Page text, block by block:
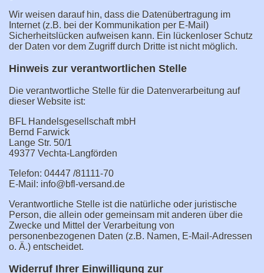
Wir weisen darauf hin, dass die Datenübertragung im
Internet (z.B. bei der Kommunikation per E-Mail)
Sicherheitslücken aufweisen kann. Ein lückenloser Schutz
der Daten vor dem Zugriff durch Dritte ist nicht möglich.
Hinweis zur verantwortlichen Stelle
Die verantwortliche Stelle für die Datenverarbeitung auf
dieser Website ist:
BFL Handelsgesellschaft mbH
Bernd Farwick
Lange Str. 50/1
49377 Vechta-Langförden
Telefon: 04447 /81111-70
E-Mail: info@bfl-versand.de
Verantwortliche Stelle ist die natürliche oder juristische
Person, die allein oder gemeinsam mit anderen über die
Zwecke und Mittel der Verarbeitung von
personenbezogenen Daten (z.B. Namen, E-Mail-Adressen
o. Ä.) entscheidet.
Widerruf Ihrer Einwilligung zur